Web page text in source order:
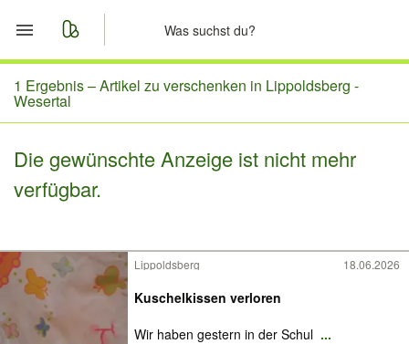
Start
Merkliste
Nachrichten
1 Ergebnis –Artikel zu verschenken in Lippoldsberg -
Wesertal
Die gewünschte Anzeige ist nicht mehr
verfügbar.
Lippoldsberg 18.06.2026
Kuschelkissen verloren
Wir haben gestern in der Schul ...